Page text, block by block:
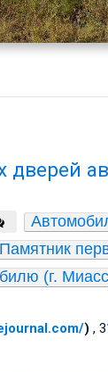
Памятник
(г.
) ,